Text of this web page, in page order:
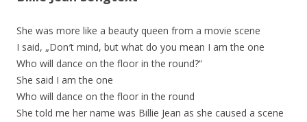
She was more like a beauty queen from a movie scene
I said, „Don′t mind, but what do you mean I am the one
Who will dance on the floor in the round?“
She said I am the one
Who will dance on the floor in the round
She told me her name was Billie Jean as she caused a scene